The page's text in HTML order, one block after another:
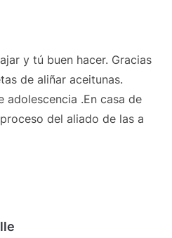
y tú buen hacer. Gracias
de aliñar aceitunas.
adolescencia .En casa de
del aliado de las a